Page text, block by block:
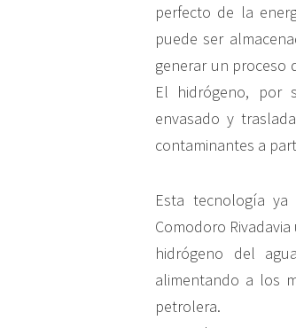
perfecto de la
puede ser
generar un proceso
El hidrógeno, por
envasado y
contaminantes a
Esta tecnología
Comodoro
hidrógeno del
alimentando a los
petrolera.